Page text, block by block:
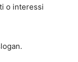
o interessi